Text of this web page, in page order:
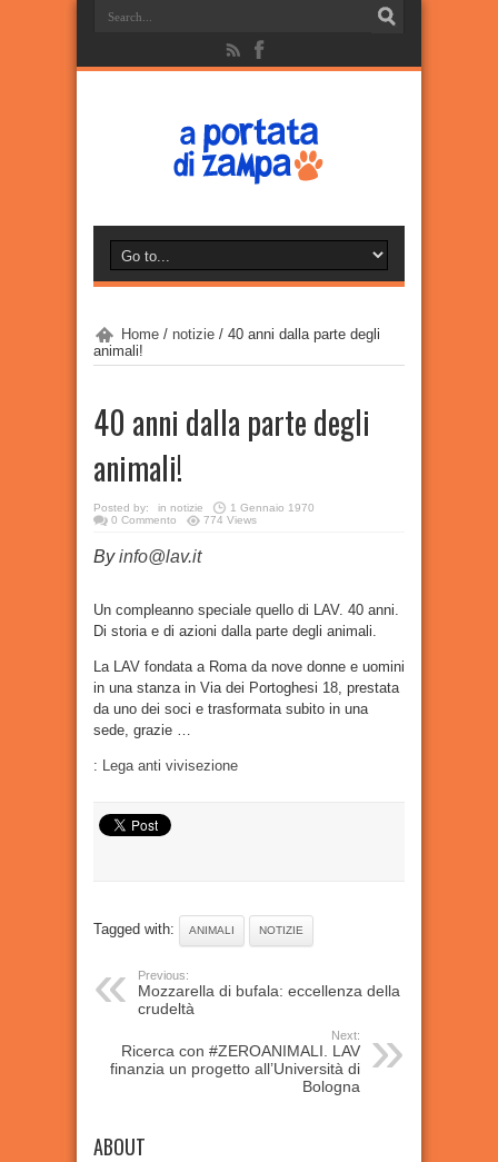
Home / notizie / 40 anni dalla parte degli
animali!
40 anni dalla parte degli
animali!
Posted by: in notizie
1 Gennaio 1970
0 Commento
774 Views
Byinfo@lav.it
Un compleanno speciale quello di LAV. 40 anni.
Di storia e di azioni dalla parte degli animali.
La LAV fondata a Roma da nove donne e uomini
in una stanza in Via dei Portoghesi 18, prestata
da uno dei soci e trasformata subito in una
sede, grazie …
: Lega anti vivisezione
Tagged with: ANIMALI NOTIZIE
Previous:
Mozzarella di bufala: eccellenza della
crudeltà
Next:
Ricerca con #ZEROANIMALI. LAV
finanzia un progetto all’Università di
Bologna
ABOUT